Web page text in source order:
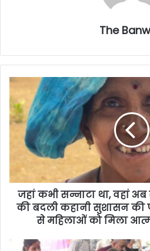
The
जहां कभी सन्नाटा था, वहां अब
की बदली कहानी सुशासन की
से महिलाओं को मिला